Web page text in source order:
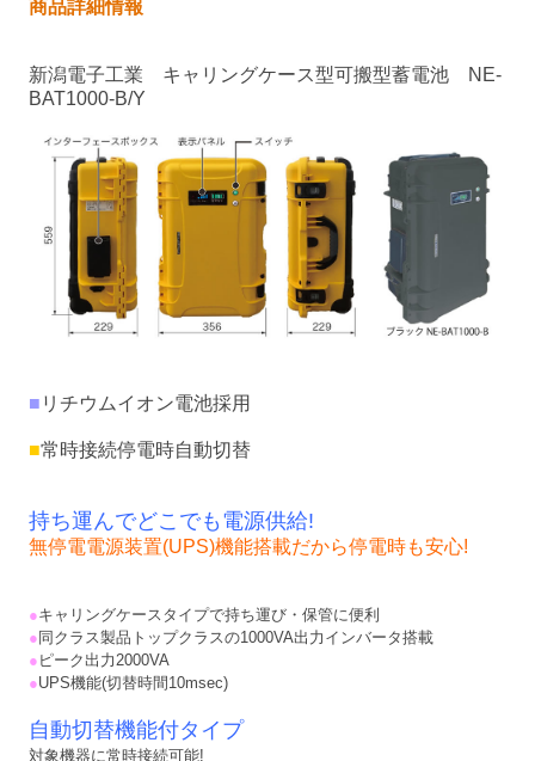
商品詳細情報
新潟電子工業 キャリングケース型可搬型蓄電池 NE-
BAT1000-B/Y
■ リチウムイオン電池採用
■常時接続停電時自動切替
持ち運んでどこでも電源供給!
無停電電源装置(UPS)機能搭載だから停電時も安心!
●キャリングケースタイプで持ち運び・保管に便利
● 同クラス製品トップクラスの1000VA出力インバータ搭載
● ピーク出力2000VA
●UPS機能(切替時間10msec)
自動切替機能付タイプ
対象機器に常時接続可能!